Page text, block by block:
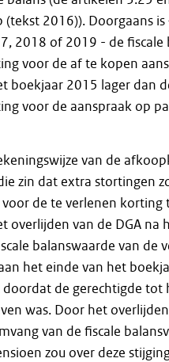
(tekst 2016)). Doorgaans
2018 of 2019 - de fiscale
voor de af te kopen
boekjaar 2015 lager dan
voor de aanspraak op
van de
zin dat extra stortingen
de te verlenen korting
overlijden van de DGA
balanswaarde van de
het einde van het
de gerechtigde
was. Door het
van de fiscale
zou over deze